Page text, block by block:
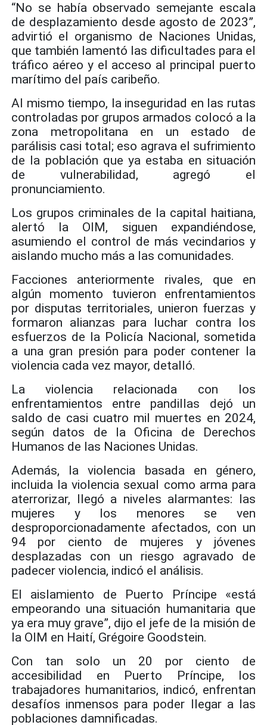
“No se había observado semejante escala
de desplazamiento desde agosto de 2023”,
advirtió el organismo de Naciones Unidas,
que también lamentó las dificultades para el
tráfico aéreo y el acceso al principal puerto
marítimo del país caribeño.
Al mismo tiempo, la inseguridad en las rutas
controladas por grupos armados colocó a la
zona metropolitana en un estado de
parálisis casi total; eso agrava el sufrimiento
de la población que ya estaba en situación
de vulnerabilidad, agregó el
pronunciamiento.
Los grupos criminales de la capital haitiana,
alertó la OIM, siguen expandiéndose,
asumiendo el control de más vecindarios y
aislando mucho más a las comunidades.
Facciones anteriormente rivales, que en
algún momento tuvieron enfrentamientos
por disputas territoriales, unieron fuerzas y
formaron alianzas para luchar contra los
esfuerzos de la Policía Nacional, sometida
a una gran presión para poder contener la
violencia cada vez mayor, detalló.
La violencia relacionada con los
enfrentamientos entre pandillas dejó un
saldo de casi cuatro mil muertes en 2024,
según datos de la Oficina de Derechos
Humanos de las Naciones Unidas.
Además, la violencia basada en género,
incluida la violencia sexual como arma para
aterrorizar, llegó a niveles alarmantes: las
mujeres y los menores se ven
desproporcionadamente afectados, con un
94 por ciento de mujeres y jóvenes
desplazadas con un riesgo agravado de
padecer violencia, indicó el análisis.
El aislamiento de Puerto Príncipe «está
empeorando una situación humanitaria que
ya era muy grave”, dijo el jefe de la misión de
la OIM en Haití, Grégoire Goodstein.
Con tan solo un 20 por ciento de
accesibilidad en Puerto Príncipe, los
trabajadores humanitarios, indicó, enfrentan
desafíos inmensos para poder llegar a las
poblaciones damnificadas.